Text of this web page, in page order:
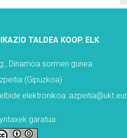
TALDEA KOOP. ELK
Dinamoa sormen gunea
(Gipuzkoa)
elektronikoa:
garatua